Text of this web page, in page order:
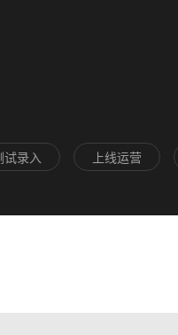
试录入 上线运营